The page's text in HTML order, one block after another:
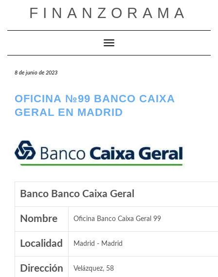
FINANZORAMA
Cambiar modo de navegación
8 de junio de 2023
OFICINA №99 BANCO CAIXA
GERAL EN MADRID
Banco Banco Caixa Geral
Nombre Oficina Banco Caixa Geral 99
Localidad Madrid - Madrid
Dirección Velázquez, 58